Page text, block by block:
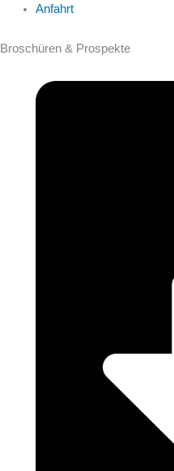
Anfahrt
Broschüren & Prospekte